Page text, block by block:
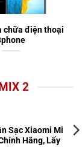
chữa điện thoại
2
Sạc Xiaomi Mi
Hãng, Lấy